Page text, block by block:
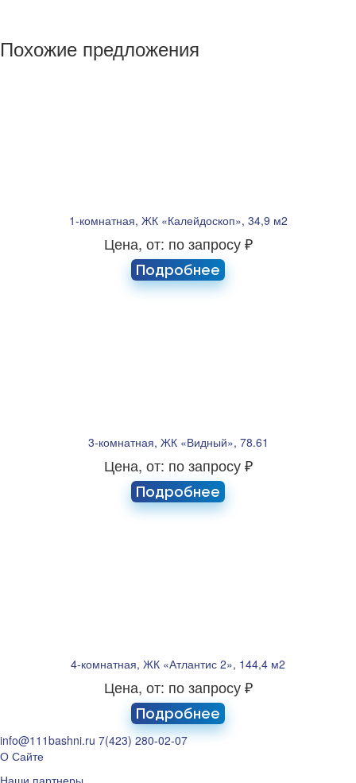
Похожие предложения
1-комнатная, ЖК «Калейдоскоп», 34,9 м2
Цена, от: по запросу ₽
Подробнее
3-комнатная, ЖК «Видный», 78.61
Цена, от: по запросу ₽
Подробнее
4-комнатная, ЖК «Атлантис 2», 144,4 м2
Цена, от: по запросу ₽
Подробнее
info@111bashni.ru 7(423) 280-02-07
О Сайте
Наши партнеры